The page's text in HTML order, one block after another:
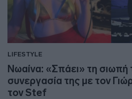
LIFESTYLE
Νωαίνα: «Σπάει» τη σιωπή
συνεργασία της με τον
τον Stef